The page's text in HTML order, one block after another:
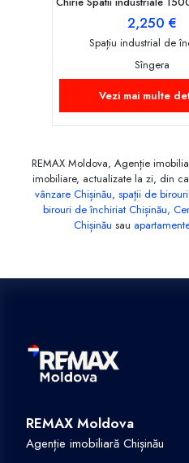
2,250 €
Spațiu industrial de
Sîngera
Vezi mai multe
REMAX Moldova, Agenție
imobiliare, actualizate la zi, din
vânzare Chișinău, spații de
birouri de închiriat Chișinău,
Chișinău sau
REMAX Moldova
Agenție imobiliară Chișinău